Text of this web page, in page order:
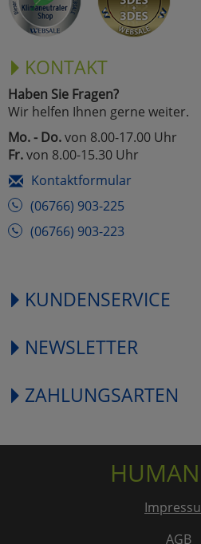
KONTAKT
Haben Sie Fragen?
Wir helfen Ihnen gerne weiter.
Mo. - Do.von 8.00-17.00 Uhr
Fr.von 8.00-15.30 Uhr
Kontaktformular
(06766) 903-225
(06766) 903-223
KUNDENSERVICE
NEWSLETTER
ZAHLUNGSARTEN
AGB